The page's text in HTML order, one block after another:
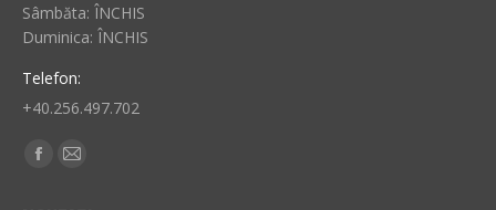
Sâmbăta: ÎNCHIS
Duminica: ÎNCHIS
Telefon:
+40.256.497.702
Find us on:
Facebook
Mail